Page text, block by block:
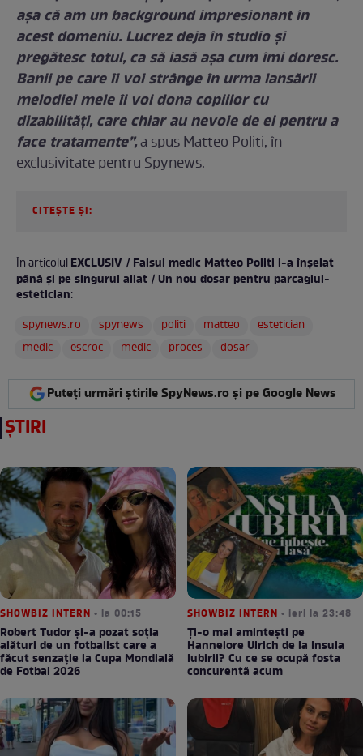
așa că am un background impresionant în
acest domeniu. Lucrez deja în studio și
pregătesc totul, ca să iasă așa cum îmi doresc.
Banii pe care îi voi strânge în urma lansării
melodiei mele îi voi dona copiilor cu
dizabilități, care chiar au nevoie de ei pentru a
face tratamente”,a spus Matteo Politi, în
exclusivitate pentru Spynews.
CITEȘTE ȘI:
În articolulEXCLUSIV / Falsul medic Matteo Politi l-a înșelat
până și pe singurul aliat / Un nou dosar pentru parcagiul-
estetician:
spynews.ro
spynews politi matteo
estetician
medic
escroc medic proces dosar
Puteți urmări știrile SpyNews.ro și pe Google News
ȘTIRI
SHOWBIZ INTERN • la 00:15
Robert Tudor și-a pozat soția
alături de un fotbalist care a
făcut senzație la Cupa Mondială
de Fotbal 2026
SHOWBIZ INTERN • ieri la 23:48
Ți-o mai amintești pe
Hannelore Ulrich de la Insula
Iubirii? Cu ce se ocupă fosta
concurentă acum